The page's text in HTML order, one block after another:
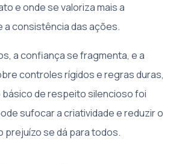
e onde se valoriza mais a
a consistência das ações.
a confiança se fragmenta, e a
controles rígidos e regras duras,
de respeito silencioso foi
sufocar a criatividade e reduzir o
prejuízo se dá para todos.